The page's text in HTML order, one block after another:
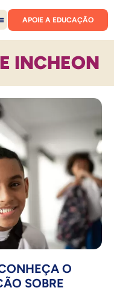
APOIE A EDUCAÇÃO
INCHEON
O
SOBRE